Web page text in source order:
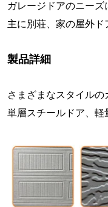
ガレージドアのニー
主に別荘、家の屋外ド
製品詳細
さまざまなスタイルの
単層スチールドア、軽